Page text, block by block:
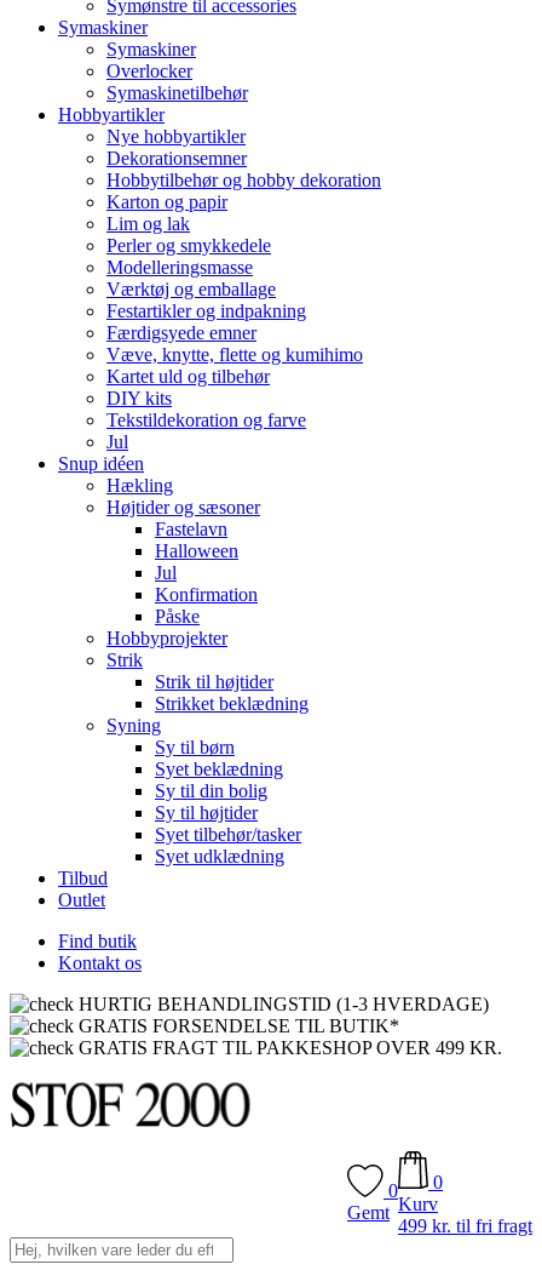
Symønstre til accessories
Symaskiner
Symaskiner
Overlocker
Symaskinetilbehør
Hobbyartikler
Nye hobbyartikler
Dekorationsemner
Hobbytilbehør og hobby dekoration
Karton og papir
Lim og lak
Perler og smykkedele
Modelleringsmasse
Værktøj og emballage
Festartikler og indpakning
Færdigsyede emner
Væve, knytte, flette og kumihimo
Kartet uld og tilbehør
DIY kits
Tekstildekoration og farve
Jul
Snup idéen
Hækling
Højtider og sæsoner
Fastelavn
Halloween
Jul
Konfirmation
Påske
Hobbyprojekter
Strik
Strik til højtider
Strikket beklædning
Syning
Sy til børn
Syet beklædning
Sy til din bolig
Sy til højtider
Syet tilbehør/tasker
Syet udklædning
Tilbud
Outlet
Find butik
Kontakt os
HURTIG BEHANDLINGSTID (1-3 HVERDAGE)
GRATIS FORSENDELSE TIL BUTIK*
GRATIS FRAGT TIL PAKKESHOP OVER 499 KR.
0
Gemt
0
Kurv
499 kr. til fri fragt